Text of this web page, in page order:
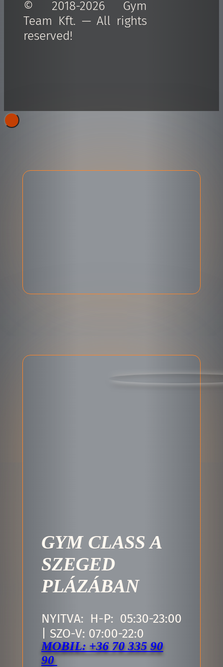
© 2018-2026 Gym
Team Kft. — All rights
reserved!
GYM CLASS A
SZEGED
PLÁZÁBAN
NYITVA: H-P: 05:30-23:00
| SZO-V: 07:00-22:0
MOBIL: +36 70 335 90
90